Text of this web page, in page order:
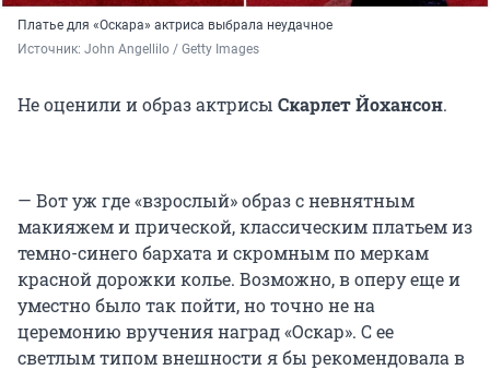
Платье для «Оскара» актриса выбрала неудачное
Источник: John Angellilo / Getty Images
Не оценили и образ актрисы Скарлет Йохансон.
— Вот уж где «взрослый» образ с невнятным
макияжем и прической, классическим платьем из
темно-синего бархата и скромным по меркам
красной дорожки колье. Возможно, в оперу еще и
уместно было так пойти, но точно не на
церемонию вручения наград «Оскар». С ее
светлым типом внешности я бы рекомендовала в